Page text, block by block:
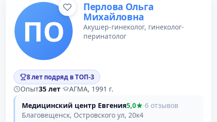
ПО
Перлова Ольга
Михайловна
Акушер-гинеколог, гинеколог-
перинатолог
8 лет подряд в ТОП-3
Опыт35 лет·
АГМА, 1991 г.
Медицинский центр Евгения5,0 ·6 отзывов
Благовещенск, Островского ул, 20к4